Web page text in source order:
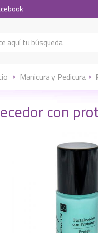
Manicura y Pedicura
con